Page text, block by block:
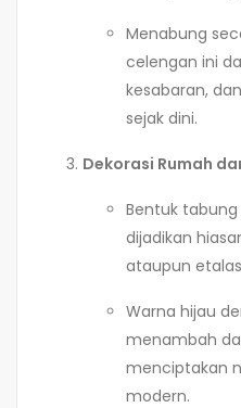
Menabung
celengan ini
kesabaran,
sejak dini.
Dekorasi Rumah
Bentuk tabung
dijadikan
ataupun
Warna hijau
menambah
menciptakan
modern.